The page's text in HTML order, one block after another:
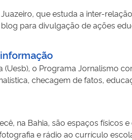
que estuda a inter-
para divulgação de ações
o Programa Jornalismo
checagem de fatos,
ferramenta contra a
na Bahia, são espaços físicos
e rádio ao currículo